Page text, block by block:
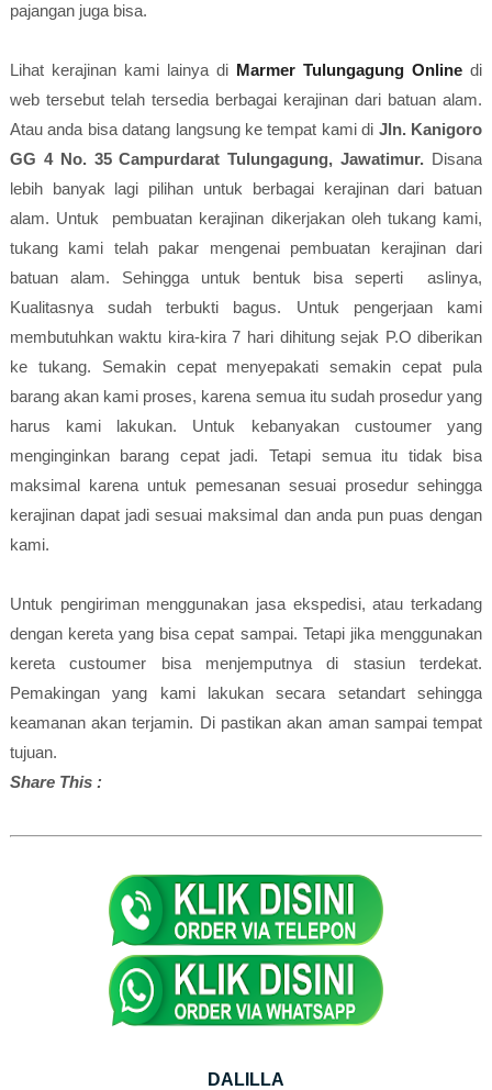
pajangan juga bisa.
Lihat kerajinan kami lainya di Marmer Tulungagung Onlinedi
web tersebut telah tersedia berbagai kerajinan dari batuan alam.
Atau anda bisa datang langsung ke tempat kami di Jln. Kanigoro
GG 4 No. 35 Campurdarat Tulungagung, Jawatimur. Disana
lebih banyak lagi pilihan untuk berbagai kerajinan dari batuan
alam. Untuk pembuatan kerajinan dikerjakan oleh tukang kami,
tukang kami telah pakar mengenai pembuatan kerajinan dari
batuan alam. Sehingga untuk bentuk bisa seperti aslinya,
Kualitasnya sudah terbukti bagus. Untuk pengerjaan kami
membutuhkan waktu kira-kira 7 hari dihitung sejak P.O diberikan
ke tukang. Semakin cepat menyepakati semakin cepat pula
barang akan kami proses, karena semua itu sudah prosedur yang
harus kami lakukan. Untuk kebanyakan custoumer yang
menginginkan barang cepat jadi. Tetapi semua itu tidak bisa
maksimal karena untuk pemesanan sesuai prosedur sehingga
kerajinan dapat jadi sesuai maksimal dan anda pun puas dengan
kami.
Untuk pengiriman menggunakan jasa ekspedisi, atau terkadang
dengan kereta yang bisa cepat sampai. Tetapi jika menggunakan
kereta custoumer bisa menjemputnya di stasiun terdekat.
Pemakingan yang kami lakukan secara setandart sehingga
keamanan akan terjamin. Di pastikan akan aman sampai tempat
tujuan.
Share This :
DALILLA